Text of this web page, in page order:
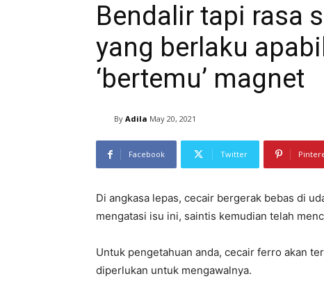
Bendalir tapi rasa
yang berlaku
‘bertemu’ magnet
By Adila May 20, 2021
Facebook Twitter
Di angkasa lepas, cecair bergerak bebas di
mengatasi isu ini, saintis kemudian telah
Untuk pengetahuan anda, cecair ferro akan
diperlukan untuk mengawalnya.